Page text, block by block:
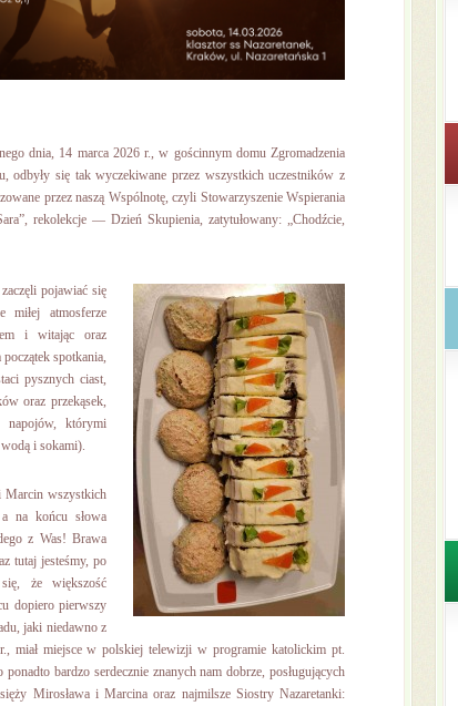
dnia, 14 marca 2026 r., w gościnnym domu Zgromadzenia
odbyły się tak wyczekiwane przez wszystkich uczestników z
przez naszą Wspólnotę, czyli Stowarzyszenie Wspierania
rekolekcje — Dzień Skupienia, zatytułowany: „Chodźcie,
pojawiać się
atmosferze
i witając oraz
spotkania,
pysznych ciast,
oraz przekąsek,
napojów, którymi
i sokami).
Marcin wszystkich
na końcu słowa
z Was! Brawa
tutaj jesteśmy, po
że większość
dopiero pierwszy
jaki niedawno z
miał miejsce w polskiej telewizji w programie katolickim pt.
bardzo serdecznie znanych nam dobrze, posługujących
Mirosława i Marcina oraz najmilsze Siostry Nazaretanki: